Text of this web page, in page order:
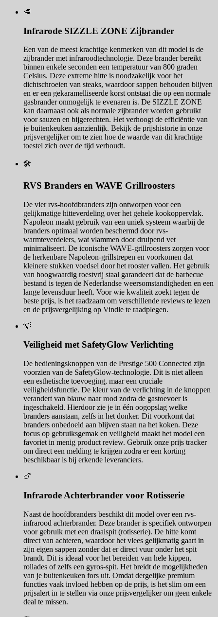
🥩
Infrarode SIZZLE ZONE Zijbrander
Een van de meest krachtige kenmerken van dit model is de
zijbrander met infraroodtechnologie. Deze brander bereikt
binnen enkele seconden een temperatuur van 800 graden
Celsius. Deze extreme hitte is noodzakelijk voor het
dichtschroeien van steaks, waardoor sappen behouden blijven
en er een gekaramelliseerde korst ontstaat die op een normale
gasbrander onmogelijk te evenaren is. De SIZZLE ZONE
kan daarnaast ook als normale zijbrander worden gebruikt
voor sauzen en bijgerechten. Het verhoogt de efficiëntie van
je buitenkeuken aanzienlijk. Bekijk de prijshistorie in onze
prijsvergelijker om te zien hoe de waarde van dit krachtige
toestel zich over de tijd verhoudt.
🛠️
RVS Branders en WAVE Grillroosters
De vier rvs-hoofdbranders zijn ontworpen voor een
gelijkmatige hitteverdeling over het gehele kookoppervlak.
Napoleon maakt gebruik van een uniek systeem waarbij de
branders optimaal worden beschermd door rvs-
warmteverdelers, wat vlammen door druipend vet
minimaliseert. De iconische WAVE-grillroosters zorgen voor
de herkenbare Napoleon-grillstrepen en voorkomen dat
kleinere stukken voedsel door het rooster vallen. Het gebruik
van hoogwaardig roestvrij staal garandeert dat de barbecue
bestand is tegen de Nederlandse weersomstandigheden en een
lange levensduur heeft. Voor wie kwaliteit zoekt tegen de
beste prijs, is het raadzaam om verschillende reviews te lezen
en de prijsvergelijking op Vindle te raadplegen.
💡
Veiligheid met SafetyGlow Verlichting
De bedieningsknoppen van de Prestige 500 Connected zijn
voorzien van de SafetyGlow-technologie. Dit is niet alleen
een esthetische toevoeging, maar een cruciale
veiligheidsfunctie. De kleur van de verlichting in de knoppen
verandert van blauw naar rood zodra de gastoevoer is
ingeschakeld. Hierdoor zie je in één oogopslag welke
branders aanstaan, zelfs in het donker. Dit voorkomt dat
branders onbedoeld aan blijven staan na het koken. Deze
focus op gebruiksgemak en veiligheid maakt het model een
favoriet in menig product review. Gebruik onze prijs tracker
om direct een melding te krijgen zodra er een korting
beschikbaar is bij erkende leveranciers.
🍗
Infrarode Achterbrander voor Rotisserie
Naast de hoofdbranders beschikt dit model over een rvs-
infrarood achterbrander. Deze brander is specifiek ontworpen
voor gebruik met een draaispit (rotisserie). De hitte komt
direct van achteren, waardoor het vlees gelijkmatig gaart in
zijn eigen sappen zonder dat er direct vuur onder het spit
brandt. Dit is ideaal voor het bereiden van hele kippen,
rollades of zelfs een gyros-spit. Het breidt de mogelijkheden
van je buitenkeuken fors uit. Omdat dergelijke premium
functies vaak invloed hebben op de prijs, is het slim om een
prijsalert in te stellen via onze prijsvergelijker om geen enkele
deal te missen.